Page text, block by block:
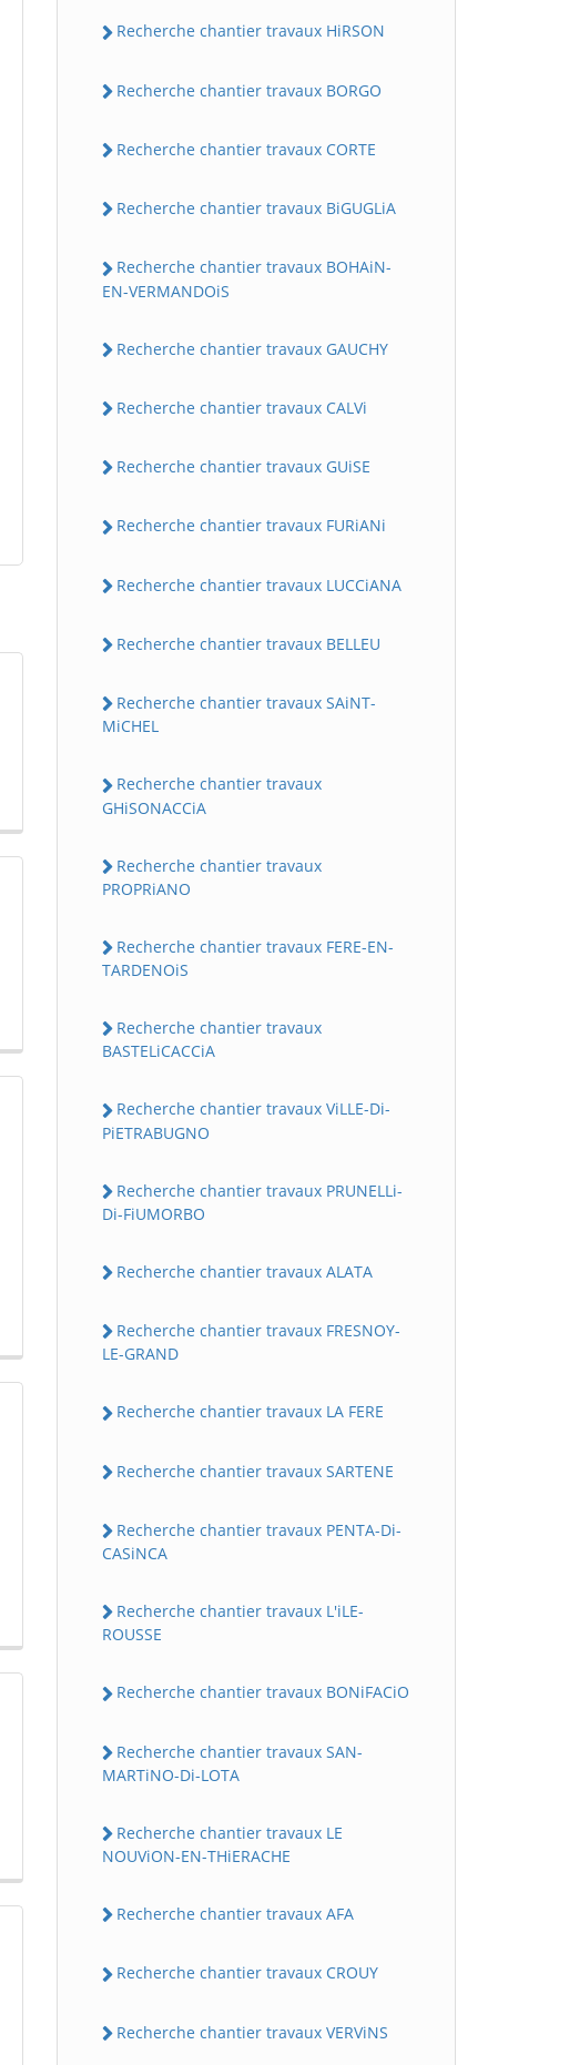
Recherche chantier travaux HiRSON
Recherche chantier travaux BORGO
Recherche chantier travaux CORTE
Recherche chantier travaux BiGUGLiA
Recherche chantier travaux BOHAiN-
EN-VERMANDOiS
Recherche chantier travaux GAUCHY
Recherche chantier travaux CALVi
Recherche chantier travaux GUiSE
Recherche chantier travaux FURiANi
Recherche chantier travaux LUCCiANA
Recherche chantier travaux BELLEU
Recherche chantier travaux SAiNT-
MiCHEL
Recherche chantier travaux
GHiSONACCiA
Recherche chantier travaux
PROPRiANO
Recherche chantier travaux FERE-EN-
TARDENOiS
Recherche chantier travaux
BASTELiCACCiA
Recherche chantier travaux ViLLE-Di-
PiETRABUGNO
Recherche chantier travaux PRUNELLi-
Di-FiUMORBO
Recherche chantier travaux ALATA
Recherche chantier travaux FRESNOY-
LE-GRAND
Recherche chantier travaux LA FERE
Recherche chantier travaux SARTENE
Recherche chantier travaux PENTA-Di-
CASiNCA
Recherche chantier travaux L'iLE-
ROUSSE
Recherche chantier travaux BONiFACiO
Recherche chantier travaux SAN-
MARTiNO-Di-LOTA
Recherche chantier travaux LE
NOUViON-EN-THiERACHE
Recherche chantier travaux AFA
Recherche chantier travaux CROUY
Recherche chantier travaux VERViNS